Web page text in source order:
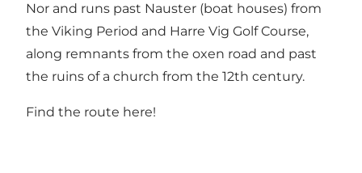
Nor and runs past Nauster (boat houses) from
the Viking Period and Harre Vig Golf Course,
along remnants from the oxen road and past
the ruins of a church from the 12th century.
Find the route here!